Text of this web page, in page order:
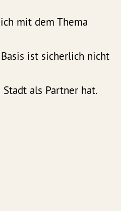
mit dem Thema
ist sicherlich nicht
als Partner hat.